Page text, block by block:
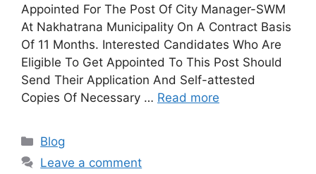
Appointed For The Post Of City Manager-SWM
At Nakhatrana Municipality On A Contract Basis
Of 11 Months. Interested Candidates Who Are
Eligible To Get Appointed To This Post Should
Send Their Application And Self-attested
Copies Of Necessary … Read more
Categories
Blog
Leave a comment